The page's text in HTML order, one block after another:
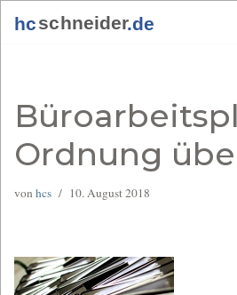
Ordnung
von hcs 10. August 2018